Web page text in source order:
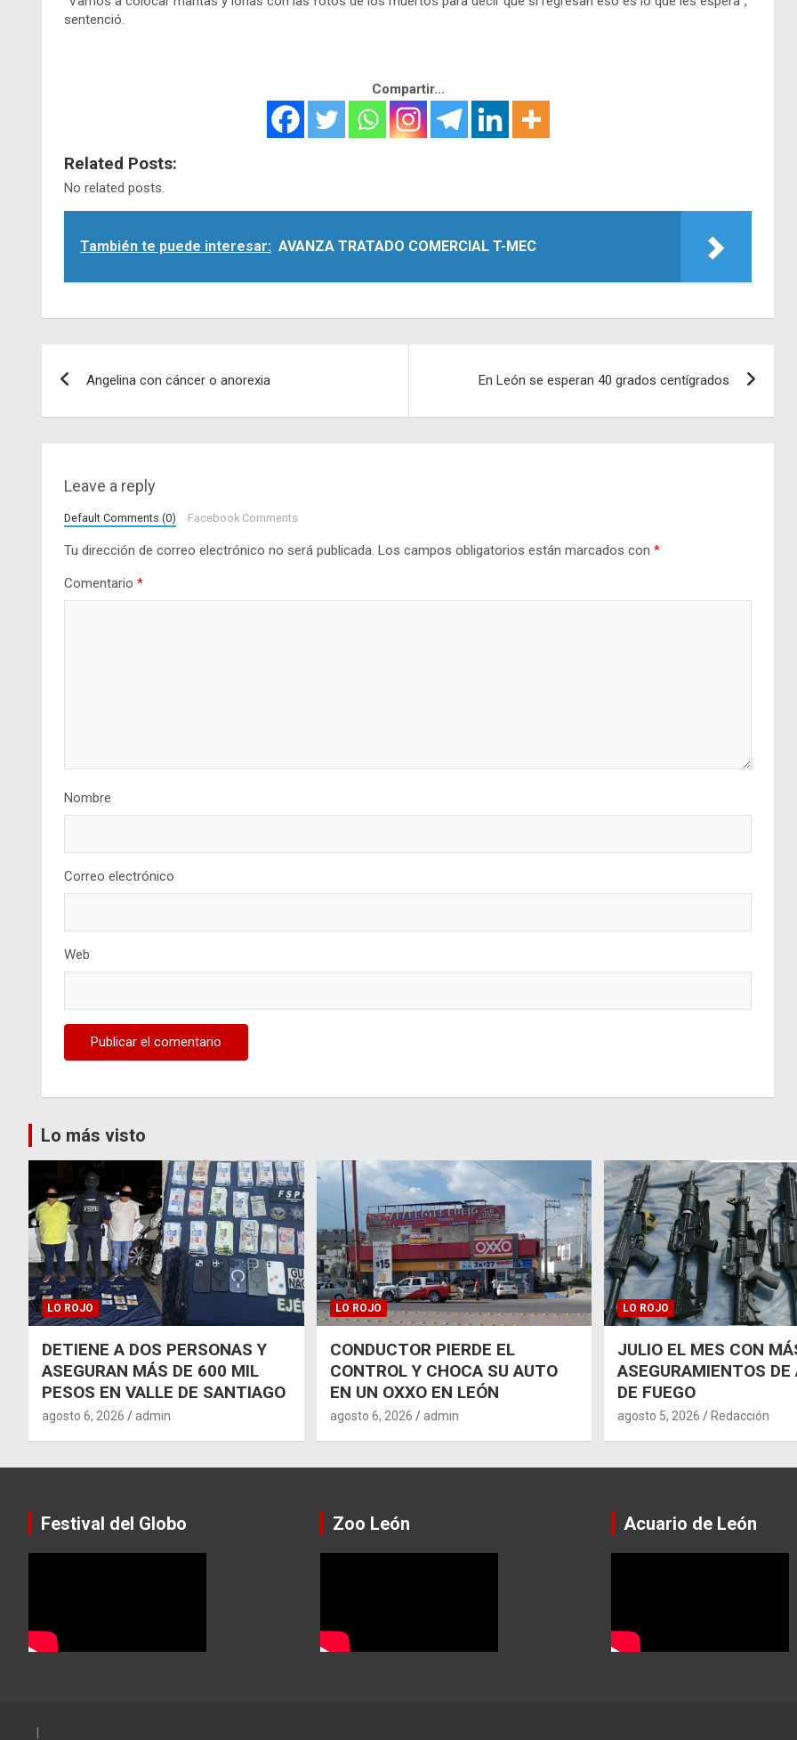
sentenció.
Compartir...
Related Posts:
No related posts.
También te puede interesar: AVANZA TRATADO COMERCIAL T-MEC
Angelina con cáncer o anorexia En León se esperan 40 grados centígrados
Leave a reply
Default Comments (0) Facebook Comments
Tu dirección de correo electrónico no será publicada. Los campos obligatorios están marcados con *
Comentario *
Nombre
Correo electrónico
Web
Lo más visto
LO ROJO
DETIENE A DOS PERSONAS Y
ASEGURAN MÁS DE 600 MIL
PESOS EN VALLE DE SANTIAGO
agosto 6, 2026 admin
LO ROJO
CONDUCTOR PIERDE EL
CONTROL Y CHOCA SU AUTO
EN UN OXXO EN LEÓN
agosto 6, 2026 admin
LO ROJO
JULIO EL MES CON
ASEGURAMIENTOS DE
DE FUEGO
agosto 5, 2026 Redacción
Festival del Globo Zoo León Acuario de León